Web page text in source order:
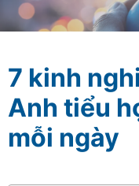
7 kinh
Anh tiểu
mỗi ngày